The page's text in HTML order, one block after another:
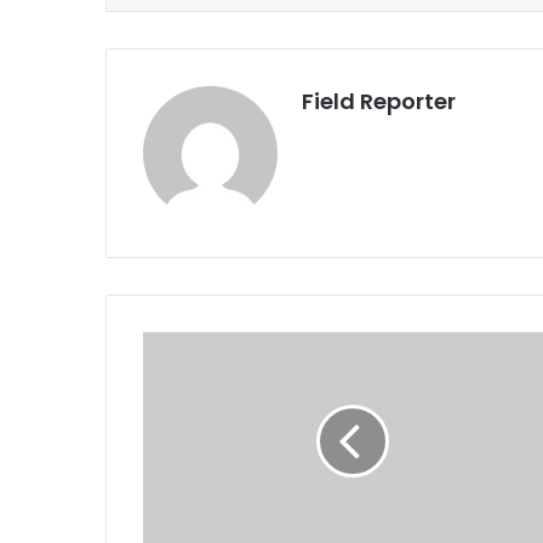
Field Reporter